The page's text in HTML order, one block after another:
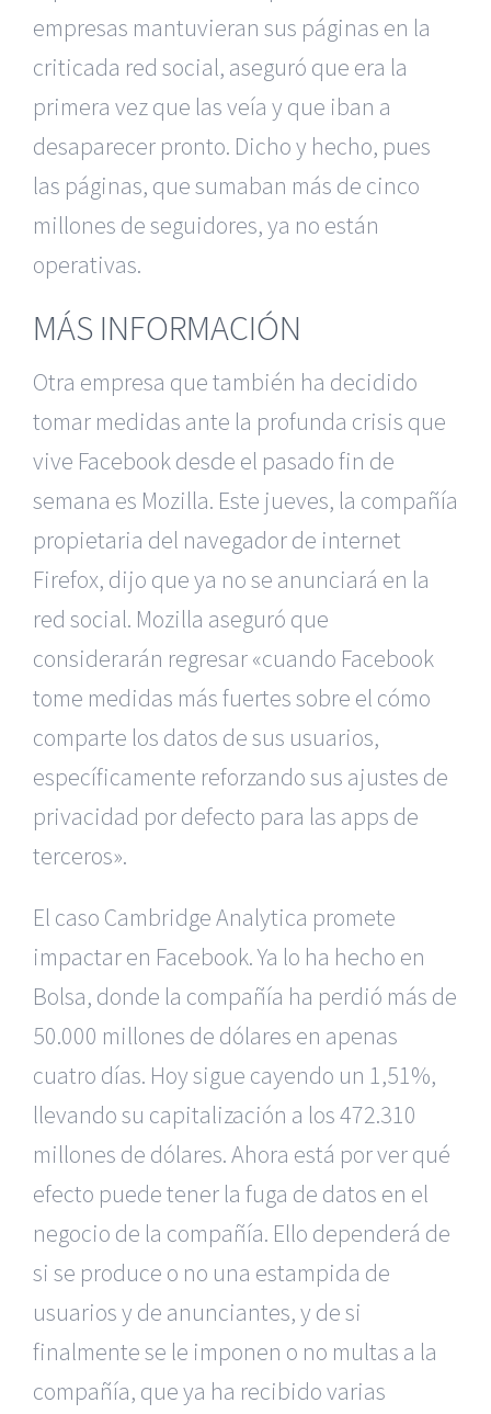
empresas mantuvieran sus páginas en la
criticada red social, aseguró que era la
primera vez que las veía y que iban a
desaparecer pronto. Dicho y hecho, pues
las páginas, que sumaban más de cinco
millones de seguidores, ya no están
operativas.
MÁS INFORMACIÓN
Otra empresa que también ha decidido
tomar medidas ante la profunda crisis que
vive Facebook desde el pasado fin de
semana es Mozilla. Este jueves, la compañía
propietaria del navegador de internet
Firefox, dijo que ya no se anunciará en la
red social. Mozilla aseguró que
considerarán regresar «cuando Facebook
tome medidas más fuertes sobre el cómo
comparte los datos de sus usuarios,
específicamente reforzando sus ajustes de
privacidad por defecto para las apps de
terceros».
El caso Cambridge Analytica promete
impactar en Facebook. Ya lo ha hecho en
Bolsa, donde la compañía ha perdió más de
50.000 millones de dólares en apenas
cuatro días. Hoy sigue cayendo un 1,51%,
llevando su capitalización a los472.310
millones de dólares. Ahora está por ver qué
efecto puede tener la fuga de datos en el
negocio de la compañía. Ello dependerá de
si se produce o no una estampida de
usuarios y de anunciantes, y de si
finalmente se le imponen o no multas a la
compañía, que ya ha recibido varias